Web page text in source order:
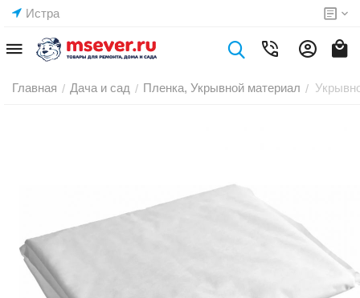
Истра
Главная / Дача и сад / Пленка, Укрывной материал /